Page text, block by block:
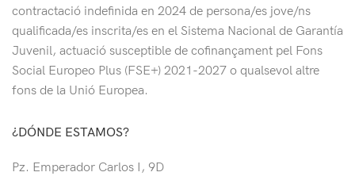
contractació indefinida en 2024 de persona/es jove/ns
qualificada/es inscrita/es en el Sistema Nacional de Garantía
Juvenil, actuació susceptible de cofinançament pel Fons
Social Europeo Plus (FSE+) 2021-2027 o qualsevol altre
fons de la Unió Europea.
¿DÓNDE ESTAMOS?
Pz. Emperador Carlos I, 9D